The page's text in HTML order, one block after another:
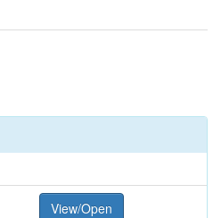
View/Open